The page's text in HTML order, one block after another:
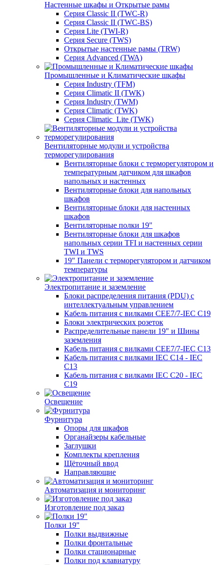
Настенные шкафы и Открытые рамы
Серия Classic II (TWC-R)
Серия Classic II (TWC-BS)
Серия Lite (TWI-R)
Серия Secure (TWS)
Открытые настенные рамы (TRW)
Серия Advanced (TWA)
Промышленные и Климатические шкафы
Серия Industry (TFM)
Серия Climatic II (TWK)
Серия Industry (TWM)
Серия Climatic (TWK)
Серия Climatic_Lite (TWK)
Вентиляторные модули и устройства
терморегулирования
Вентиляторные блоки с терморегулятором и
температурным датчиком для шкафов
напольных и настенных
Вентиляторные блоки для напольных
шкафов
Вентиляторные блоки для настенных
шкафов
Вентиляторные полки 19"
Вентиляторные блоки для шкафов
напольных серии TFI и настенных серии
TWI и TWS
19" Панели с терморегулятором и датчиком
температуры
Электропитание и заземление
Блоки распределения питания (PDU) с
интеллектуальным управлением
Кабель питания с вилками CEE7/7-IEC C19
Блоки электрических розеток
Распределительные панели 19" и Шины
заземления
Кабель питания с вилками CEE7/7-IEC C13
Кабель питания с вилками IEC C14 - IEC
C13
Кабель питания с вилками IEC C20 - IEC
C19
Освещение
Фурнитура
Опоры для шкафов
Органайзеры кабельные
Заглушки
Комплекты крепления
Щёточный ввод
Направляющие
Автоматизация и мониторинг
Изготовление под заказ
Полки 19"
Полки выдвижные
Полки фронтальные
Полки стационарные
Полки под клавиатуру